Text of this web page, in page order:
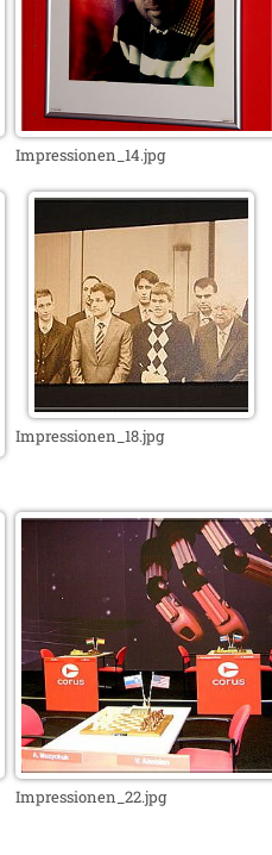
Impressionen_14.jpg
Impressionen_18.jpg
Impressionen_22.jpg